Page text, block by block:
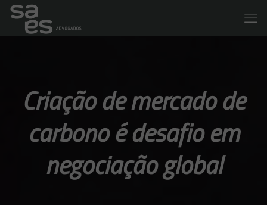
Criação de mercado de
carbono é desafio em
negociação global